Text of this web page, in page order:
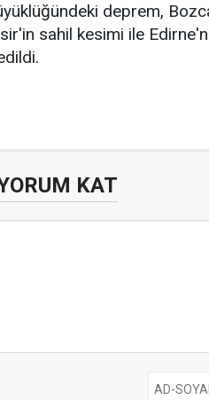
deprem,
sahil kesimi ile
KAT